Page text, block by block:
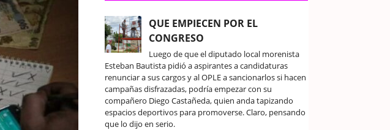
QUE EMPIECEN POR EL
CONGRESO
Luego de que el diputado local morenista
Esteban Bautista pidió a aspirantes a candidaturas
renunciar a sus cargos y al OPLE a sancionarlos si hacen
campañas disfrazadas, podría empezar con su
compañero Diego Castañeda, quien anda tapizando
espacios deportivos para promoverse. Claro, pensando
que lo dijo en serio.